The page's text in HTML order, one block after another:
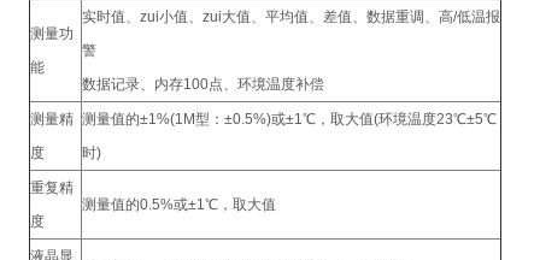
测量功
能
实时值、zui小值、zui大值、平均值、差值、数据重调、高/低温报
警
数据记录、内存100点、环境温度补偿
测量精
度
测量值的±1%(1M型：±0.5%)或±1℃，取大值(环境温度23℃±5℃
时)
重复精
度
测量值的0.5%或±1℃，取大值